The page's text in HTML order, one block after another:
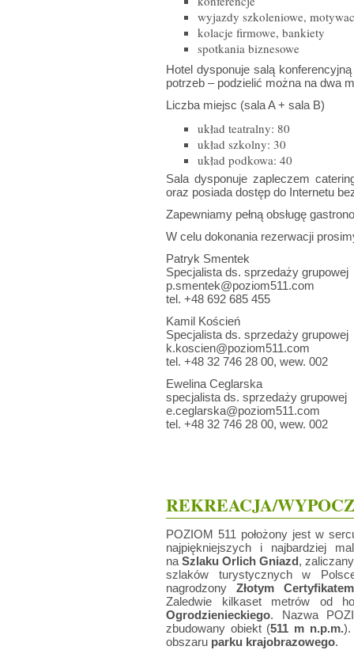
wyjazdy szkoleniowe,
kolacje firmowe, bankiety
spotkania biznesowe
Hotel dysponuje salą
potrzeb – podzielić można na dwa
Liczba miejsc (sala A + sala B)
układ teatralny: 80
układ szkolny: 30
układ podkowa: 40
Sala dysponuje zapleczem
oraz posiada dostęp do Internetu
Zapewniamy pełną obsługę
W celu dokonania rezerwacji
Patryk Smentek
Specjalista ds. sprzedaży grupowej
p.smentek@poziom511.com
tel. +48 692 685 455
Kamil Koścień
Specjalista ds. sprzedaży grupowej
k.koscien@poziom511.com
tel. +48 32 746 28 00, wew. 002
Ewelina Ceglarska
specjalista ds. sprzedaży grupowej
e.ceglarska@poziom511.com
tel. +48 32 746 28 00, wew. 002
REKREACJA/
POZIOM 511 położony jest w
najpiękniejszych i najbardziej
na Szlaku Orlich Gniazd,
szlaków turystycznych w
nagrodzonyZłotym
Zaledwie kilkaset metrów od
Ogrodzienieckiego. Nazwa
zbudowany obiekt (511 m n.p.m.).
obszaru parku krajobrazowego.